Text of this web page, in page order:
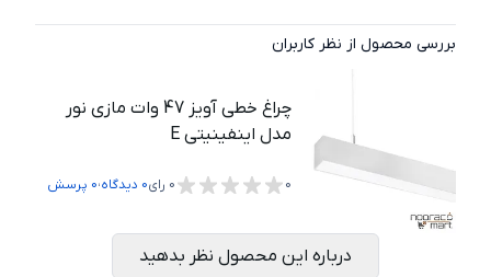
بررسی محصول از نظر کاربران
چراغ خطی آویز 47 وات مازی نور
مدل اینفینیتی E
0
0 رای0 دیدگاه،0 پرسش
درباره این محصول نظر بدهید